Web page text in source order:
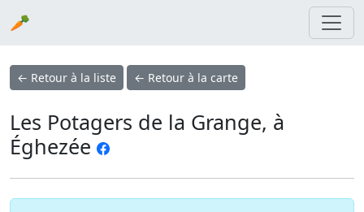
🥕
← Retour à la liste ← Retour à la carte
Les Potagers de la Grange, à
Éghezée